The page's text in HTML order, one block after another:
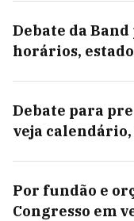
Debate da
horários,
Debate para
veja
Por fundão e
Congresso em